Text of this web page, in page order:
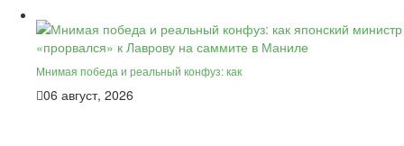
Мнимая победа и реальный конфуз: как
06 август, 2026